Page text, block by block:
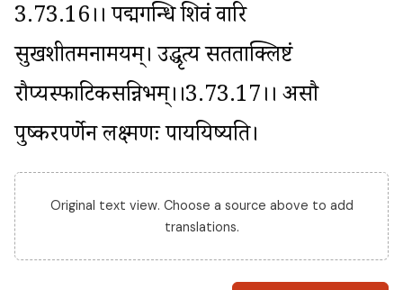
3.73.16।। पद्मगन्धि शिवं वारि
सुखशीतमनामयम्। उद्धृत्य सतताक्लिष्टं
रौप्यस्फाटिकसन्निभम्।।3.73.17।। असौ
पुष्करपर्णेन लक्ष्मणः पाययिष्यति।
Original text view. Choose a source above to add
translations.